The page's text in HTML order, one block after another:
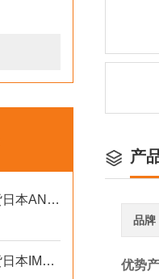
到货！京都玉崎深圳仓库到货日本AND 电子秤HV-60KCEP
到货！京都玉崎深圳仓库到货日本IMADA 推拉力计 DST-20N
产
品牌
优势